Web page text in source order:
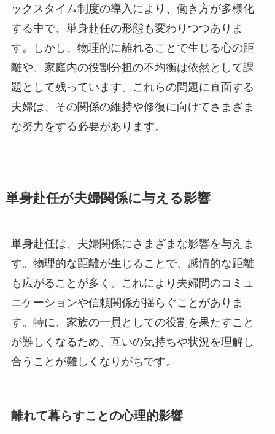
ックスタイム制度の導入により、働き方が多様化
する中で、単身赴任の形態も変わりつつありま
す。しかし、物理的に離れることで生じる心の距
離や、家庭内の役割分担の不均衡は依然として課
題として残っています。これらの問題に直面する
夫婦は、その関係の維持や修復に向けてさまざま
な努力をする必要があります。
単身赴任が夫婦関係に与える影響
単身赴任は、夫婦関係にさまざまな影響を与えま
す。物理的な距離が生じることで、感情的な距離
も広がることが多く、これにより夫婦間のコミュ
ニケーションや信頼関係が揺らぐことがありま
す。特に、家族の一員としての役割を果たすこと
が難しくなるため、互いの気持ちや状況を理解し
合うことが難しくなりがちです。
離れて暮らすことの心理的影響